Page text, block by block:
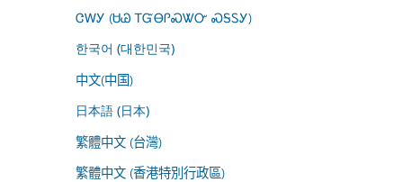
ᏣᎳᎩ (ᏌᏊ ᎢᏳᎾᎵᏍᏔᏅ ᏍᎦᏚᎩ)
한국어 (대한민국)
中文(中国)
日本語 (日本)
繁體中文 (台灣)
繁體中文 (香港特別行政區)